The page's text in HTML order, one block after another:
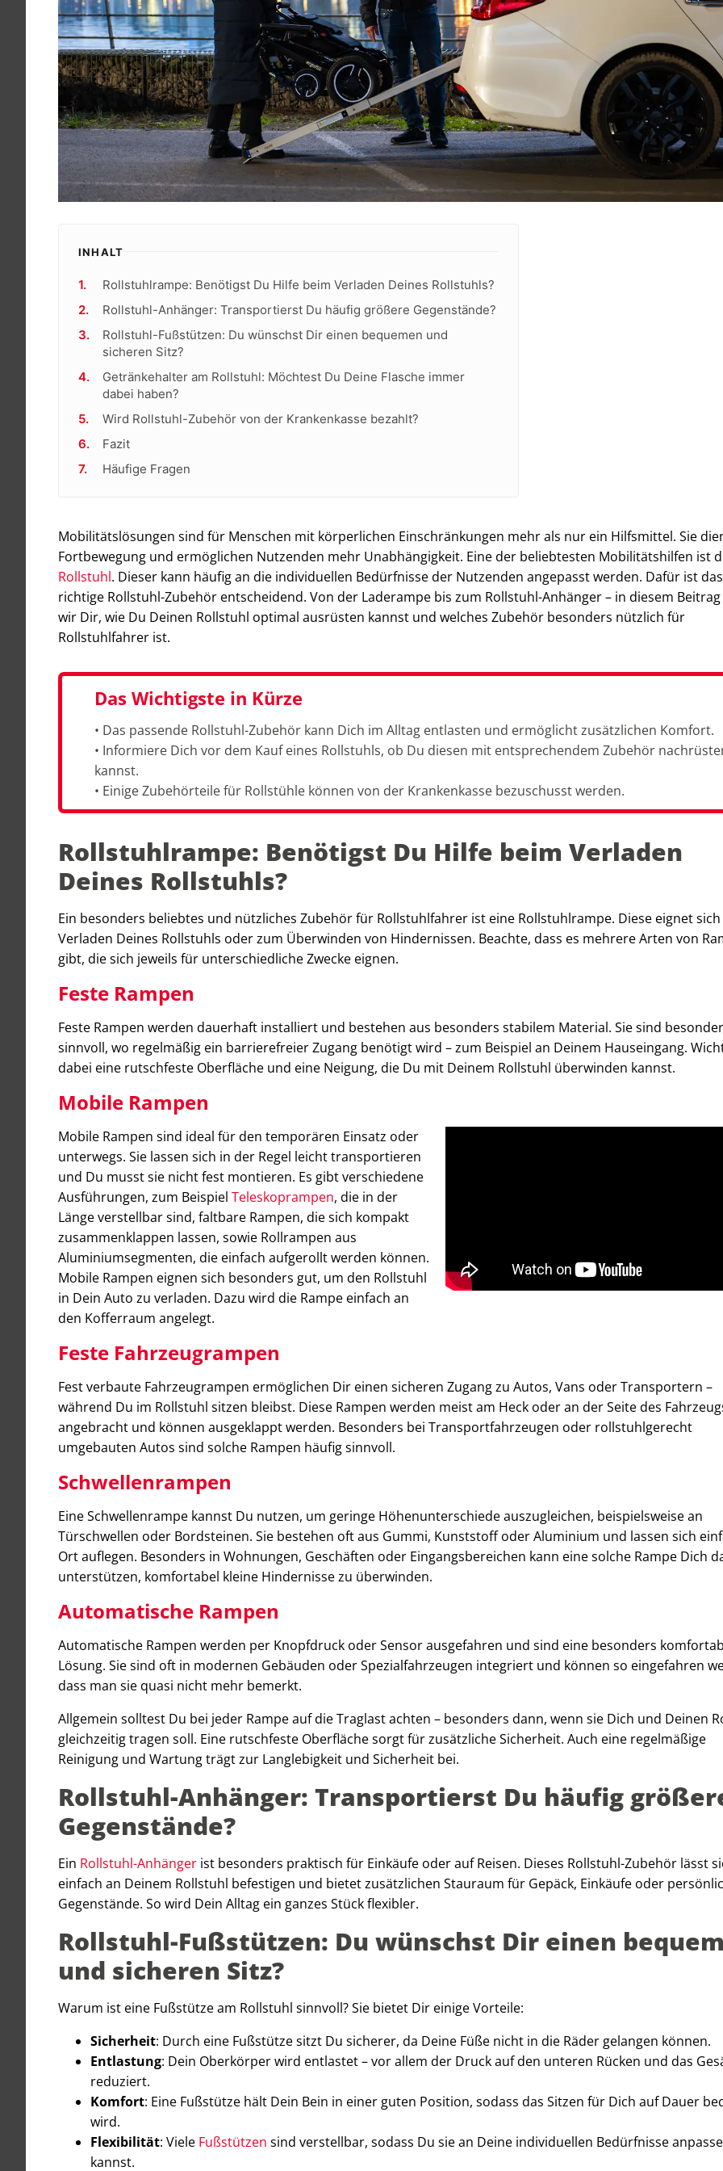
INHALT
Rollstuhlrampe: Benötigst Du Hilfe beim Verladen Deines Rollstuhls?
Rollstuhl-Anhänger: Transportierst Du häufig größere Gegenstände?
Rollstuhl-Fußstützen: Du wünschst Dir einen bequemen und
sicheren Sitz?
Getränkehalter am Rollstuhl: Möchtest Du Deine Flasche immer
dabei haben?
Wird Rollstuhl-Zubehör von der Krankenkasse bezahlt?
Fazit
Häufige Fragen
Mobilitätslösungen sind für Menschen mit körperlichen Einschränkungen mehr als nur ein Hilfsmittel. Sie
Fortbewegung und ermöglichen Nutzenden mehr Unabhängigkeit. Eine der beliebtesten Mobilitätshilfen ist
Rollstuhl. Dieser kann häufig an die individuellen Bedürfnisse der Nutzenden angepasst werden. Dafür ist das
richtige Rollstuhl-Zubehör entscheidend. Von der Laderampe bis zum Rollstuhl-Anhänger – in diesem
wir Dir, wie Du Deinen Rollstuhl optimal ausrüsten kannst und welches Zubehör besonders nützlich für
Rollstuhlfahrer ist.
Das Wichtigste in Kürze
• Das passende Rollstuhl-Zubehör kann Dich im Alltag entlasten und ermöglicht zusätzlichen Komfort.
• Informiere Dich vor dem Kauf eines Rollstuhls, ob Du diesen mit entsprechendem Zubehör
kannst.
• Einige Zubehörteile für Rollstühle können von der Krankenkasse bezuschusst werden.
Rollstuhlrampe: Benötigst Du Hilfe beim Verladen
Deines Rollstuhls?
Ein besonders beliebtes und nützliches Zubehör für Rollstuhlfahrer ist eine Rollstuhlrampe. Diese eignet
Verladen Deines Rollstuhls oder zum Überwinden von Hindernissen. Beachte, dass es mehrere Arten von
gibt, die sich jeweils für unterschiedliche Zwecke eignen.
Feste Rampen
Feste Rampen werden dauerhaft installiert und bestehen aus besonders stabilem Material. Sie sind
sinnvoll, wo regelmäßig ein barrierefreier Zugang benötigt wird – zum Beispiel an Deinem Hauseingang.
dabei eine rutschfeste Oberfläche und eine Neigung, die Du mit Deinem Rollstuhl überwinden kannst.
Mobile Rampen
Mobile Rampen sind ideal für den temporären Einsatz oder
unterwegs. Sie lassen sich in der Regel leicht transportieren
und Du musst sie nicht fest montieren. Es gibt verschiedene
Ausführungen, zum Beispiel Teleskoprampen, die in der
Länge verstellbar sind, faltbare Rampen, die sich kompakt
zusammenklappen lassen, sowie Rollrampen aus
Aluminiumsegmenten, die einfach aufgerollt werden können.
Mobile Rampen eignen sich besonders gut, um den Rollstuhl
in Dein Auto zu verladen. Dazu wird die Rampe einfach an
den Kofferraum angelegt.
Feste Fahrzeugrampen
Fest verbaute Fahrzeugrampen ermöglichen Dir einen sicheren Zugang zu Autos, Vans oder Transportern –
während Du im Rollstuhl sitzen bleibst. Diese Rampen werden meist am Heck oder an der Seite des
angebracht und können ausgeklappt werden. Besonders bei Transportfahrzeugen oder rollstuhlgerecht
umgebauten Autos sind solche Rampen häufig sinnvoll.
Schwellenrampen
Eine Schwellenrampe kannst Du nutzen, um geringe Höhenunterschiede auszugleichen, beispielsweise an
Türschwellen oder Bordsteinen. Sie bestehen oft aus Gummi, Kunststoff oder Aluminium und lassen sich
Ort auflegen. Besonders in Wohnungen, Geschäften oder Eingangsbereichen kann eine solche Rampe Dich
unterstützen, komfortabel kleine Hindernisse zu überwinden.
Automatische Rampen
Automatische Rampen werden per Knopfdruck oder Sensor ausgefahren und sind eine besonders
Lösung. Sie sind oft in modernen Gebäuden oder Spezialfahrzeugen integriert und können so eingefahren
dass man sie quasi nicht mehr bemerkt.
Allgemein solltest Du bei jeder Rampe auf die Traglast achten – besonders dann, wenn sie Dich und Deinen
gleichzeitig tragen soll. Eine rutschfeste Oberfläche sorgt für zusätzliche Sicherheit. Auch eine regelmäßige
Reinigung und Wartung trägt zur Langlebigkeit und Sicherheit bei.
Rollstuhl-Anhänger: Transportierst Du häufig
Gegenstände?
Ein Rollstuhl-Anhänger ist besonders praktisch für Einkäufe oder auf Reisen. Dieses Rollstuhl-Zubehör lässt
einfach an Deinem Rollstuhl befestigen und bietet zusätzlichen Stauraum für Gepäck, Einkäufe oder
Gegenstände. So wird Dein Alltag ein ganzes Stück flexibler.
Rollstuhl-Fußstützen: Du wünschst Dir einen
und sicheren Sitz?
Warum ist eine Fußstütze am Rollstuhl sinnvoll? Sie bietet Dir einige Vorteile:
Sicherheit: Durch eine Fußstütze sitzt Du sicherer, da Deine Füße nicht in die Räder gelangen können.
Entlastung: Dein Oberkörper wird entlastet – vor allem der Druck auf den unteren Rücken und das
reduziert.
Komfort: Eine Fußstütze hält Dein Bein in einer guten Position, sodass das Sitzen für Dich auf Dauer
wird.
Flexibilität: Viele Fußstützen sind verstellbar, sodass Du sie an Deine individuellen Bedürfnisse
kannst.